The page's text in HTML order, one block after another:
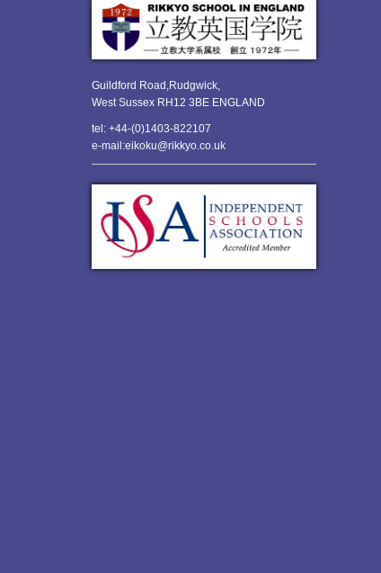
Guildford Road,Rudgwick,
West Sussex RH12 3BE ENGLAND
tel: +44-(0)1403-822107
e-mail:eikoku@rikkyo.co.uk